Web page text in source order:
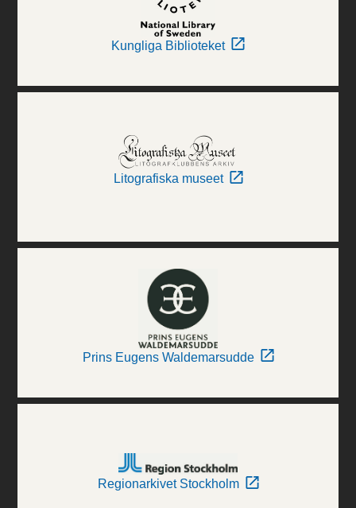
Kungliga Biblioteket
Litografiska museet
Prins Eugens Waldemarsudde
Regionarkivet Stockholm